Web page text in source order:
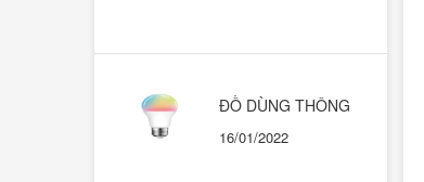
ĐỒ DÙNG THÔNG
DÙNG CÁI NÀO?
16/01/2022